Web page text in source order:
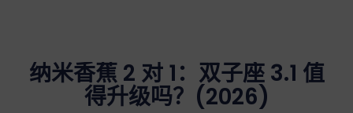
纳米香蕉 2 对 1：双子座 3.1 值
得升级吗？(2026)